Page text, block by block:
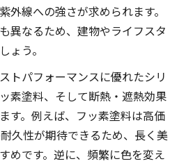
外線への強さが求められます。
異なるため、建物やライフスタ
ょう。
トパフォーマンスに優れたシリ
素塗料、そして断熱・遮熱効果
す。例えば、フッ素塗料は高価
久性が期待できるため、長く美
めです。逆に、頻繁に色を変え